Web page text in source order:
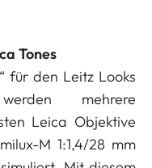
Tones
für den Leitz Looks
mehrere
Leica Objektive
M 1:1,4/28 mm